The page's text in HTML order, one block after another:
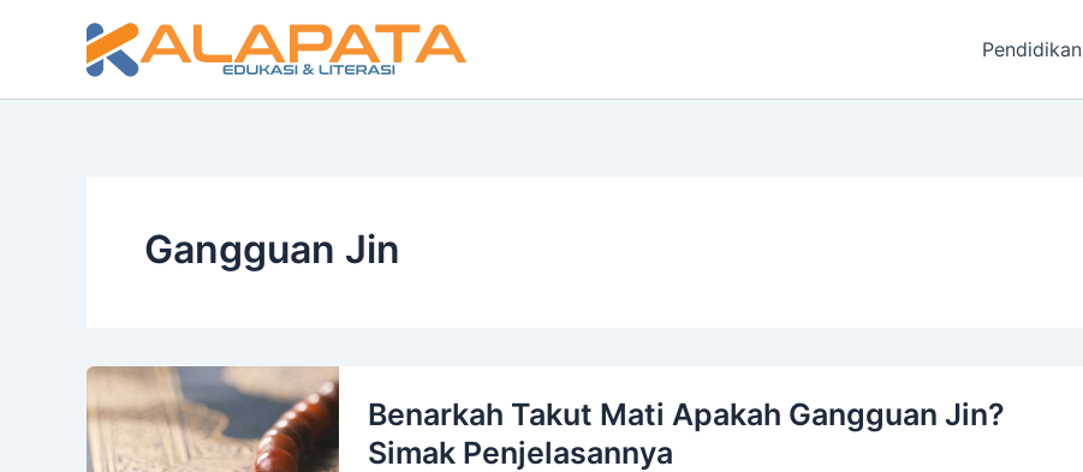
Pendidikan
Gangguan Jin
Benarkah Takut Mati Apakah Gangguan Jin?
Simak Penjelasannya